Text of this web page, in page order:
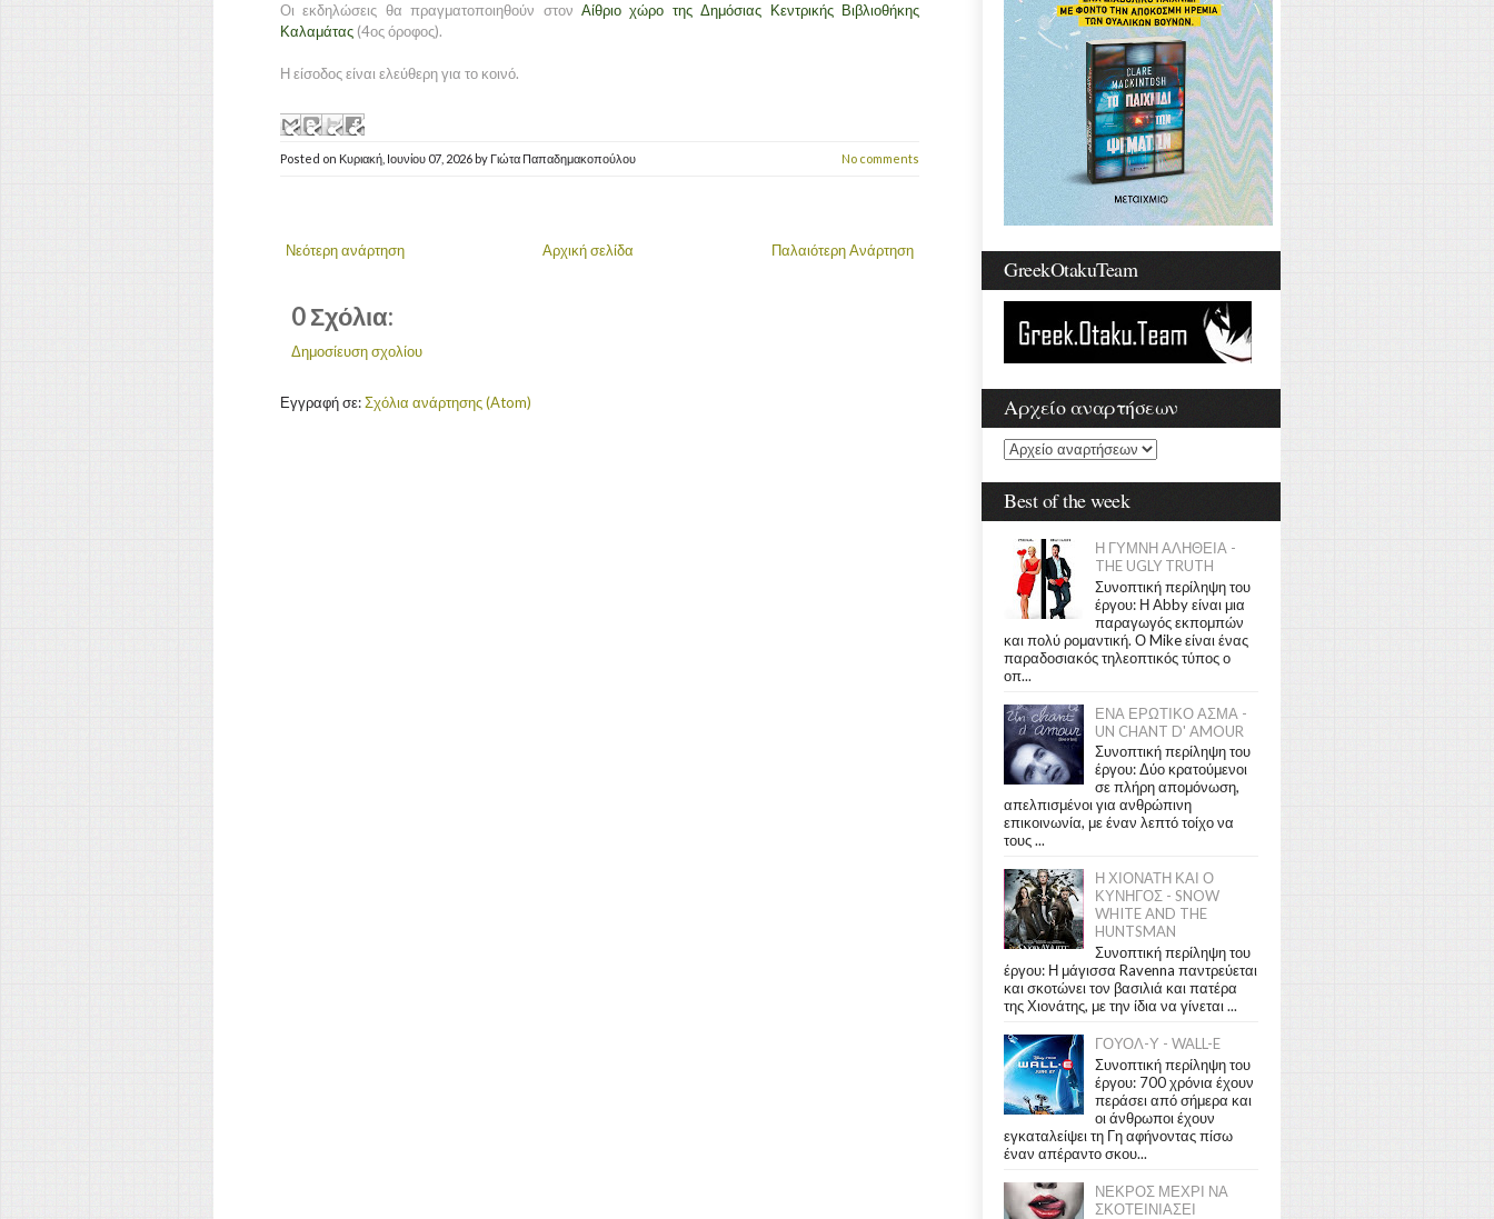
Οι εκδηλώσεις θα πραγματοποιηθούν στον Αίθριο χώρο της Δημόσιας Κεντρικής Βιβλιοθήκης
Καλαμάτας (4ος όροφος).
Η είσοδος είναι ελεύθερη για το κοινό.
Posted on Κυριακή, Ιουνίου 07, 2026 by Γιώτα Παπαδημακοπούλου No comments
Νεότερη ανάρτηση Παλαιότερη Ανάρτηση
Αρχική σελίδα
0 Σχόλια:
Δημοσίευση σχολίου
Εγγραφή σε:Σχόλια ανάρτησης (Atom)
GreekOtakuTeam
Αρχείο αναρτήσεων
Best of the week
Η ΓΥΜΝΗ ΑΛΗΘΕΙΑ -
THE UGLY TRUTH
Συνοπτική περίληψη του
έργου: Η Abby είναι μια
παραγωγός εκπομπών
και πολύ ρομαντική. Ο Mike είναι ένας
παραδοσιακός τηλεοπτικός τύπος ο
οπ...
ΕΝΑ ΕΡΩΤΙΚΟ ΑΣΜΑ -
UN CHANT D' AMOUR
Συνοπτική περίληψη του
έργου: Δύο κρατούμενοι
σε πλήρη απομόνωση,
απελπισμένοι για ανθρώπινη
επικοινωνία, με έναν λεπτό τοίχο να
τους ...
Η ΧΙΟΝΑΤΗ ΚΑΙ Ο
ΚΥΝΗΓΟΣ - SNOW
WHITE AND THE
HUNTSMAN
Συνοπτική περίληψη του
έργου: Η μάγισσα Ravenna παντρεύεται
και σκοτώνει τον βασιλιά και πατέρα
της Χιονάτης, με την ίδια να γίνεται ...
ΓΟΥΟΛ-Υ - WALL-E
Συνοπτική περίληψη του
έργου: 700 χρόνια έχουν
περάσει από σήμερα και
οι άνθρωποι έχουν
εγκαταλείψει τη Γη αφήνοντας πίσω
έναν απέραντο σκου...
ΝΕΚΡΟΣ ΜΕΧΡΙ ΝΑ
ΣΚΟΤΕΙΝΙΑΣΕΙ